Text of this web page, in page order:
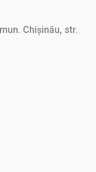
Chișinău, str.